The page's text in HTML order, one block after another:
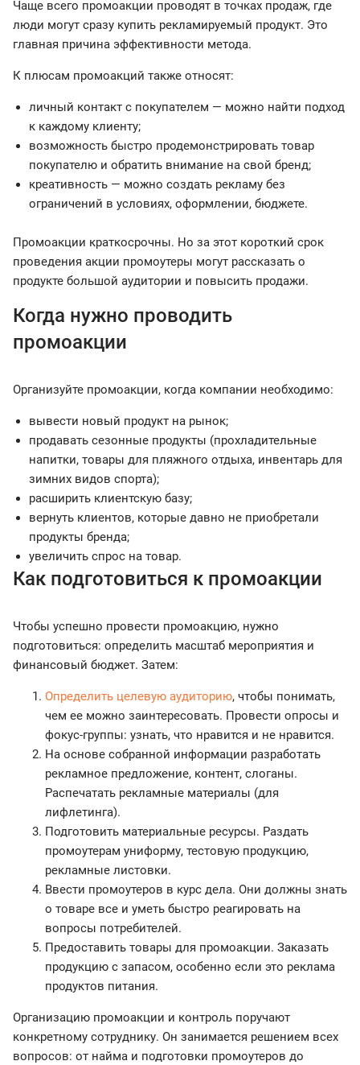
Чаще всего промоакции проводят в точках продаж, где
люди могут сразу купить рекламируемый продукт. Это
главная причина эффективности метода.
К плюсам промоакций также относят:
личный контакт с покупателем — можно найти подход
к каждому клиенту;
возможность быстро продемонстрировать товар
покупателю и обратить внимание на свой бренд;
креативность — можно создать рекламу без
ограничений в условиях, оформлении, бюджете.
Промоакции краткосрочны. Но за этот короткий срок
проведения акции промоутеры могут рассказать о
продукте большой аудитории и повысить продажи.
Когда нужно проводить
промоакции
Организуйте промоакции, когда компании необходимо:
вывести новый продукт на рынок;
продавать сезонные продукты (прохладительные
напитки, товары для пляжного отдыха, инвентарь для
зимних видов спорта);
расширить клиентскую базу;
вернуть клиентов, которые давно не приобретали
продукты бренда;
увеличить спрос на товар.
Как подготовиться к промоакции
Чтобы успешно провести промоакцию, нужно
подготовиться: определить масштаб мероприятия и
финансовый бюджет. Затем:
Определить целевую аудиторию, чтобы понимать,
чем ее можно заинтересовать. Провести опросы и
фокус-группы: узнать, что нравится и не нравится.
На основе собранной информации разработать
рекламное предложение, контент, слоганы.
Распечатать рекламные материалы (для
лифлетинга).
Подготовить материальные ресурсы. Раздать
промоутерам униформу, тестовую продукцию,
рекламные листовки.
Ввести промоутеров в курс дела. Они должны знать
о товаре все и уметь быстро реагировать на
вопросы потребителей.
Предоставить товары для промоакции. Заказать
продукцию с запасом, особенно если это реклама
продуктов питания.
Организацию промоакции и контроль поручают
конкретному сотруднику. Он занимается решением всех
вопросов: от найма и подготовки промоутеров до